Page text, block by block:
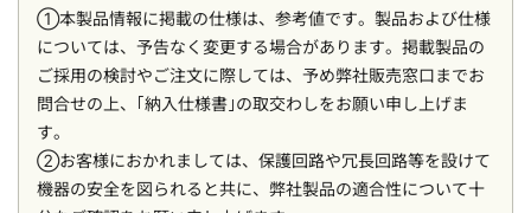
①本製品情報に掲載の仕様は、参考値です。製品および仕様
については、予告なく変更する場合があります。掲載製品の
ご採用の検討やご注文に際しては、予め弊社販売窓口までお
問合せの上、｢納入仕様書｣の取交わしをお願い申し上げま
す。
②お客様におかれましては、保護回路や冗長回路等を設けて
機器の安全を図られると共に、弊社製品の適合性について十